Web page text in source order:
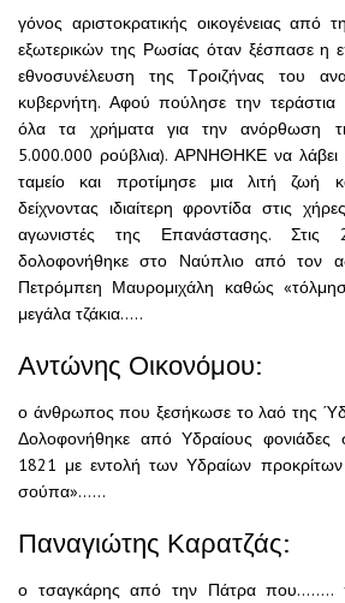
γόνος αριστοκρατικής οικογένειας από
εξωτερικών της Ρωσίας όταν ξέσπασε η
εθνοσυνέλευση της Τροιζήνας του
κυβερνήτη. Αφού πούλησε την τεράστια
όλα τα χρήματα για την ανόρθωση
5.000.000 ρούβλια). ΑΡΝΗΘΗΚΕ να
ταμείο και προτίμησε μια λιτή ζωή
δείχνοντας ιδιαίτερη φροντίδα στις
αγωνιστές της Επανάστασης.
δολοφονήθηκε στο Ναύπλιο από τον
Πετρόμπεη Μαυρομιχάλη καθώς
μεγάλα τζάκια…..
Αντώνης Οικονόμου:
ο άνθρωπος που ξεσήκωσε το λαό της
Δολοφονήθηκε από Υδραίους φονιάδες
1821 με εντολή των Υδραίων προκρίτων
σούπα»……
Παναγιώτης Καρατζάς:
ο τσαγκάρης από την Πάτρα που……..